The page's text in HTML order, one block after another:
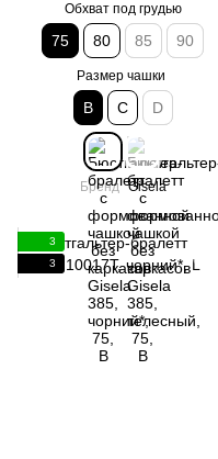
Обхват под грудью
75 80 85 90
Размер чашки
B C D
Бренд Gisela
3
3